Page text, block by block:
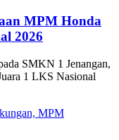
MPM Honda
2026
SMKN 1 Jenangan,
1 LKS Nasional